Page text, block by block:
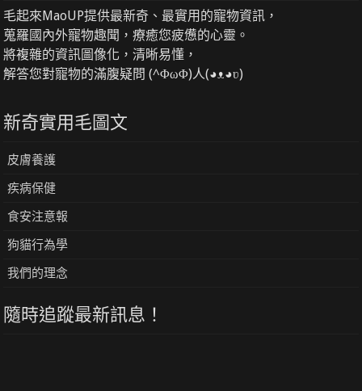
毛起來MaoUP提供最新奇、最實用的寵物資訊，
蒐羅國內外寵物趣聞，療癒您疲憊的心靈。
將複雜的資訊圖像化，清晰易懂，
解答您對寵物的滿腹疑問 (^ΦωΦ)人(◕ᴥ◕ʋ)
新奇實用毛圖文
皮膚養護
疾病保健
食安注意報
狗貓行為學
我們的理念
隨時追蹤最新訊息！